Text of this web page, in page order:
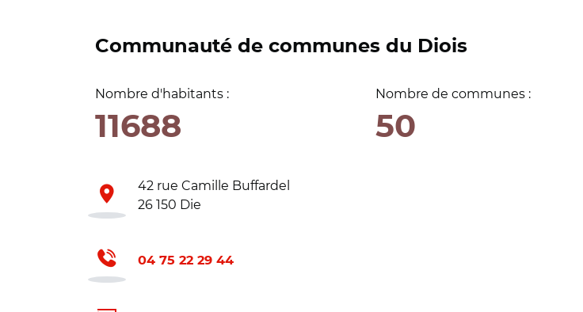
Communauté de communes du Diois
Nombre d'habitants :
11688
Nombre de communes :
50
42 rue Camille Buffardel
26 150 Die
04 75 22 29 44